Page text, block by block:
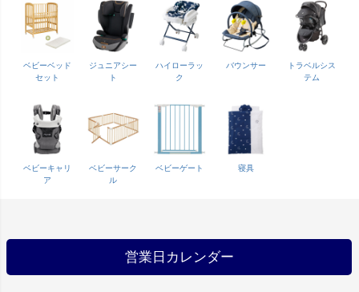
ベビーベッド
セット
ジュニアシー
ト
ハイローラッ
ク
バウンサー
トラベルシス
テム
ベビーキャリ
ア
ベビーサーク
ル
ベビーゲート 寝具
営業日カレンダー